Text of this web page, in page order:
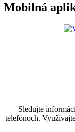
Mobilná
Sledujte
telefónoch.